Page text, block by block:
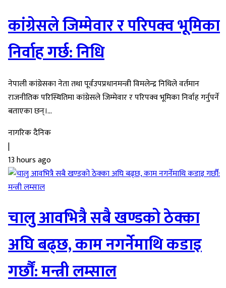
कांग्रेसले जिम्मेवार र परिपक्व भूमिका
निर्वाह गर्छ: निधि
नेपाली कांग्रेसका नेता तथा पूर्वउपप्रधानमन्त्री विमलेन्द्र निधिले वर्तमान
राजनीतिक परिस्थितिमा कांग्रेसले जिम्मेवार र परिपक्व भूमिका निर्वाह गर्नुपर्ने
बताएका छन्।...
नागरिक दैनिक
|
13 hours ago
चालु आवभित्रै सबै खण्डको ठेक्का
अघि बढ्छ, काम नगर्नेमाथि कडाइ
गर्छौं: मन्त्री लम्साल